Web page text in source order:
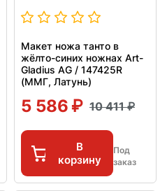
Макет ножа танто в
жёлто-синих ножнах Art-
Gladius AG / 147425R
(ММГ, Латунь)
5 586 10 411
В
корзину
Под
заказ